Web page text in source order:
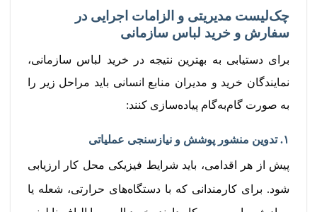
چک‌لیست مدیریتی و الزامات اجرایی در
سفارش و خرید لباس سازمانی
برای دستیابی به بهترین نتیجه در خرید لباس سازمانی،
نمایندگان خرید و مدیران منابع انسانی باید مراحل زیر را
به صورت گام‌به‌گام پیاده‌سازی کنند:
۱. تدوین منشور پوشش و نیازسنجی عملیاتی
پیش از هر اقدامی، باید شرایط فیزیکی محل کار ارزیابی
شود. برای کارمندانی که با دستگاه‌های حرارتی، شعله یا